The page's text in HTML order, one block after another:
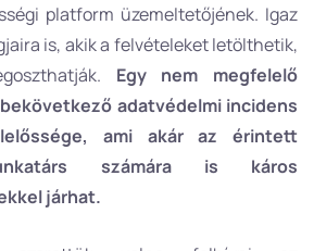
platform üzemeltetőjének. Igaz
is, akik a felvételeket letölthetik,
Egy nem megfelelő
adatvédelmi incidens
ami akár az érintett
számára is káros
járhat.